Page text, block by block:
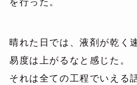
晴れた日では、液剤が乾く
易度は上がるなと感じた。
それは全ての工程でいえる